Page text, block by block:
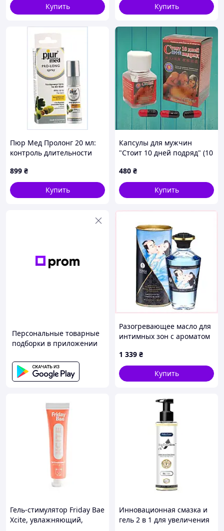
Купить Купить
Пюр Мед Пролонг 20 мл:
контроль длительности
899 ₴
Купить
Капсулы для мужчин
"Стоит 10 дней подряд" (10
480 ₴
Купить
Персональные товарные
подборки в приложении
Разогревающее масло для
интимных зон с ароматом
1 339 ₴
Купить
Гель-стимулятор Friday Bae
Xcite, увлажняющий,
Инновационная смазка и
гель 2 в 1 для увеличения